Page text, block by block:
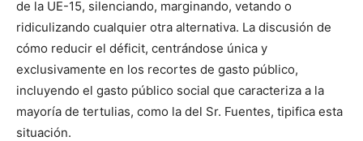
de la UE-15, silenciando, marginando, vetando o
ridiculizando cualquier otra alternativa. La discusión de
cómo reducir el déficit, centrándose única y
exclusivamente en los recortes de gasto público,
incluyendo el gasto público social que caracteriza a la
mayoría de tertulias, como la del Sr. Fuentes, tipifica esta
situación.